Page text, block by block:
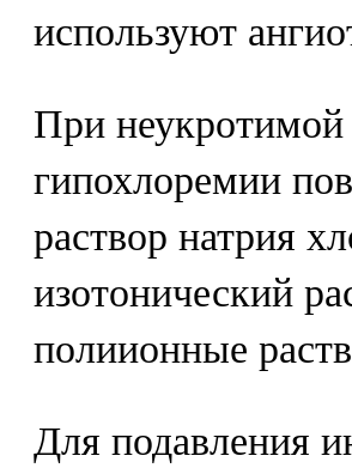
используют
При неукротимой
гипохлоремии
раствор натрия
изотонический
полиионные
Для подавления